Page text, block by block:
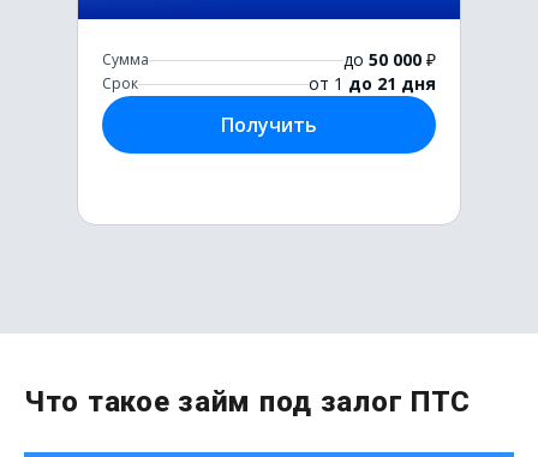
Сумма до 50 000 ₽
Срок от 1 до 21 дня
Получить
Что такое займ под залог ПТС